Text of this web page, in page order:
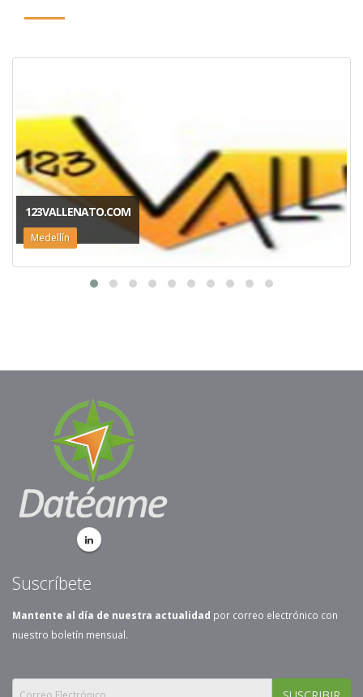
123VALLENATO.COM
Medellín
Suscríbete
Mantente al día de nuestra actualidad por correo electrónico con
nuestro boletín mensual.